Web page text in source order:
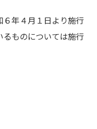
年４月１日より施行
ものについては施行